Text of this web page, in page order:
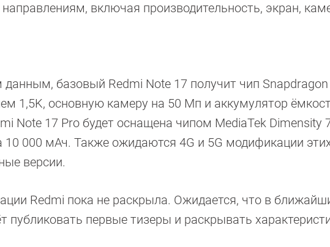
включая производительность, экран,
базовый Redmi Note 17 получит чип Snapdragon
1,5K, основную камеру на 50 Мп и аккумулятор
Note 17 Pro будет оснащена чипом MediaTek Dimensity
10 000 мАч. Также ожидаются 4G и 5G модификации
версии.
Redmi пока не раскрыла. Ожидается, что в
публиковать первые тизеры и раскрывать